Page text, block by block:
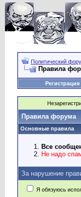
Политический
Правила
Регистрация
Правила форума
Основные правила
Все
Не надо
За нарушение
Я обязуюсь